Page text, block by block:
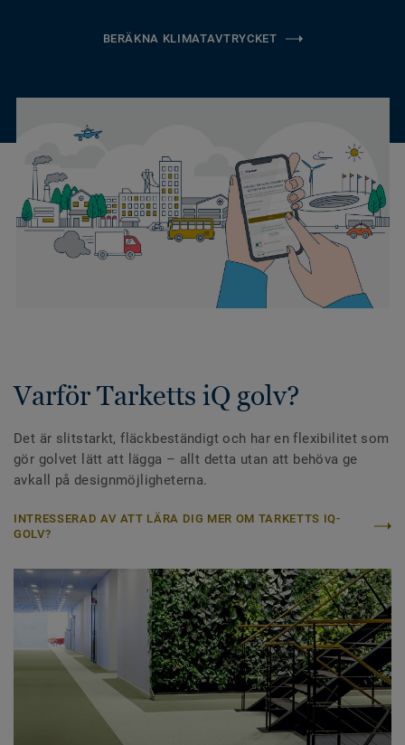
BERÄKNA KLIMATAVTRYCKET
Varför Tarketts iQ golv?
Det är slitstarkt, fläckbeständigt och har en flexibilitet som
gör golvet lätt att lägga – allt detta utan att behöva ge
avkall på designmöjligheterna.
INTRESSERAD AV ATT LÄRA DIG MER OM TARKETTS IQ-
GOLV?